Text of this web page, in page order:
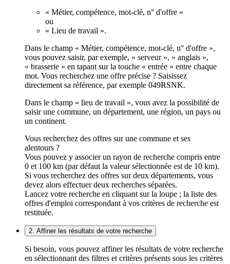
« Métier, compétence, mot-clé, n° d'offre »
ou
« Lieu de travail ».
Dans le champ « Métier, compétence, mot-clé, n° d'offre »,
vous pouvez saisir, par exemple, « serveur », « anglais »,
« brasserie » en tapant sur la touche « entrée » entre chaque
mot. Vous recherchez une offre précise ? Saisissez
directement sa référence, par exemple 049RSNK.
Dans le champ « lieu de travail », vous avez la possibilité de
saisir une commune, un département, une région, un pays ou
un continent.
Vous recherchez des offres sur une commune et ses
alentours ?
Vous pouvez y associer un rayon de recherche compris entre
0 et 100 km (par défaut la valeur sélectionnée est de 10 km).
Si vous recherchez des offres sur deux départements, vous
devez alors effectuer deux recherches séparées.
Lancez votre recherche en cliquant sur la loupe ; la liste des
offres d'emploi correspondant à vos critères de recherche est
restituée.
2. Affiner les résultats de votre recherche
Si besoin, vous pouvez affiner les résultats de votre recherche
en sélectionnant des filtres et critères présents sous les critères